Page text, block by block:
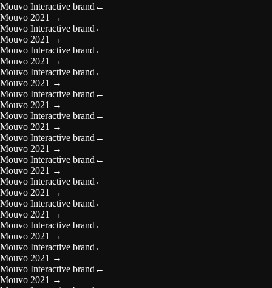
Mouvo Interactive brand ←
Mouvo 2021 →
Mouvo Interactive brand ←
Mouvo 2021 →
Mouvo Interactive brand ←
Mouvo 2021 →
Mouvo Interactive brand ←
Mouvo 2021 →
Mouvo Interactive brand ←
Mouvo 2021 →
Mouvo Interactive brand ←
Mouvo 2021 →
Mouvo Interactive brand ←
Mouvo 2021 →
Mouvo Interactive brand ←
Mouvo 2021 →
Mouvo Interactive brand ←
Mouvo 2021 →
Mouvo Interactive brand ←
Mouvo 2021 →
Mouvo Interactive brand ←
Mouvo 2021 →
Mouvo Interactive brand ←
Mouvo 2021 →
Mouvo Interactive brand ←
Mouvo 2021 →